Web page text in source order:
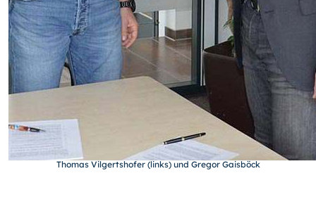
Thomas Vilgertshofer (links) und Gregor Gaisböck